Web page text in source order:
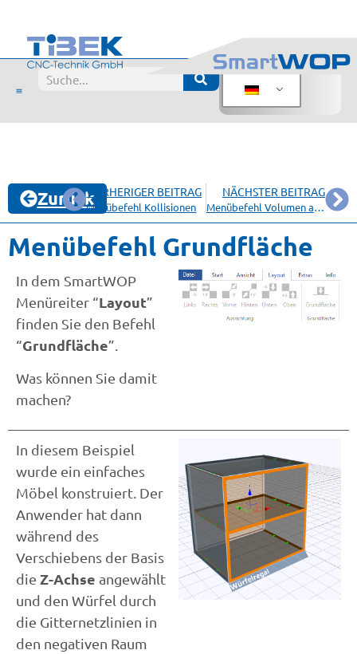
ZurückVORHERIGER BEITRAG
Menübefehl Kollisionen
NÄCHSTER BEITRAG
Menübefehl Volumen aktivieren
Menübefehl Grundfläche
In dem SmartWOP
Menüreiter “Layout”
finden Sie den Befehl
“Grundfläche”.
Was können Sie damit
machen?
In diesem Beispiel
wurde ein einfaches
Möbel konstruiert. Der
Anwender hat dann
während des
Verschiebens der Basis
die Z-Achse angewählt
und den Würfel durch
die Gitternetzlinien in
den negativen Raum